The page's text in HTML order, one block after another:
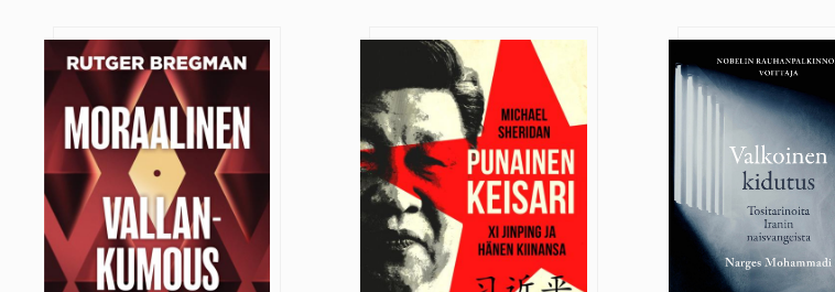
Moraalinen vallankumous Punainen keisari